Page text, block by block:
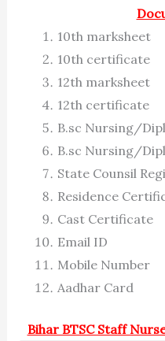
10th marksheet
10th certificate
12th marksheet
12th certificate
B.sc Nursing/
B.sc Nursing/
State Counsil
Residence
Cast Certificate
Email ID
Mobile Number
Aadhar Card
Bihar BTSC Staff